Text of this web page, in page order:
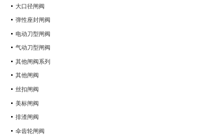
大口径闸阀
弹性座封闸阀
电动刀型闸阀
气动刀型闸阀
其他闸阀系列
其他闸阀
丝扣闸阀
美标闸阀
排渣闸阀
伞齿轮闸阀